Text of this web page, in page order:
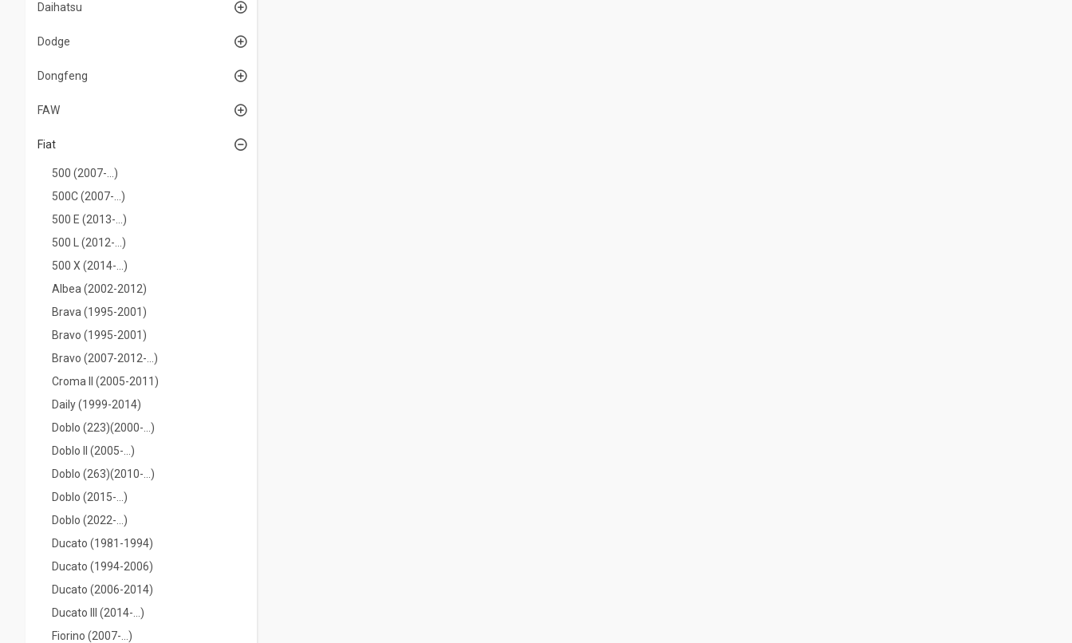
Daihatsu
Dodge
Dongfeng
FAW
Fiat
500 (2007-...)
500C (2007-...)
500 E (2013-...)
500 L (2012-...)
500 Х (2014-...)
Albea (2002-2012)
Brava (1995-2001)
Bravo (1995-2001)
Bravo (2007-2012-...)
Croma II (2005-2011)
Daily (1999-2014)
Doblo (223)(2000-...)
Doblo II (2005-...)
Doblo (263)(2010-...)
Doblo (2015-...)
Doblo (2022-…)
Ducato (1981-1994)
Ducato (1994-2006)
Ducato (2006-2014)
Ducato III (2014-...)
Fiorino (2007-...)